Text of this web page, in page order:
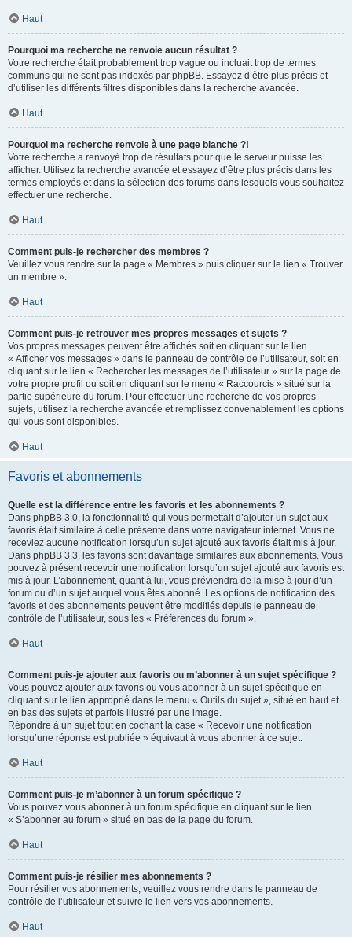
Haut
Pourquoi ma recherche ne renvoie aucun résultat ?
Votre recherche était probablement trop vague ou incluait trop de termes
communs qui ne sont pas indexés par phpBB. Essayez d’être plus précis et
d’utiliser les différents filtres disponibles dans la recherche avancée.
Haut
Pourquoi ma recherche renvoie à une page blanche ?!
Votre recherche a renvoyé trop de résultats pour que le serveur puisse les
afficher. Utilisez la recherche avancée et essayez d’être plus précis dans les
termes employés et dans la sélection des forums dans lesquels vous souhaitez
effectuer une recherche.
Haut
Comment puis-je rechercher des membres ?
Veuillez vous rendre sur la page « Membres » puis cliquer sur le lien « Trouver
un membre ».
Haut
Comment puis-je retrouver mes propres messages et sujets ?
Vos propres messages peuvent être affichés soit en cliquant sur le lien
« Afficher vos messages » dans le panneau de contrôle de l’utilisateur, soit en
cliquant sur le lien « Rechercher les messages de l’utilisateur » sur la page de
votre propre profil ou soit en cliquant sur le menu « Raccourcis » situé sur la
partie supérieure du forum. Pour effectuer une recherche de vos propres
sujets, utilisez la recherche avancée et remplissez convenablement les options
qui vous sont disponibles.
Haut
Favoris et abonnements
Quelle est la différence entre les favoris et les abonnements ?
Dans phpBB 3.0, la fonctionnalité qui vous permettait d’ajouter un sujet aux
favoris était similaire à celle présente dans votre navigateur internet. Vous ne
receviez aucune notification lorsqu’un sujet ajouté aux favoris était mis à jour.
Dans phpBB 3.3, les favoris sont davantage similaires aux abonnements. Vous
pouvez à présent recevoir une notification lorsqu’un sujet ajouté aux favoris est
mis à jour. L’abonnement, quant à lui, vous préviendra de la mise à jour d’un
forum ou d’un sujet auquel vous êtes abonné. Les options de notification des
favoris et des abonnements peuvent être modifiés depuis le panneau de
contrôle de l’utilisateur, sous les « Préférences du forum ».
Haut
Comment puis-je ajouter aux favoris ou m’abonner à un sujet spécifique ?
Vous pouvez ajouter aux favoris ou vous abonner à un sujet spécifique en
cliquant sur le lien approprié dans le menu « Outils du sujet », situé en haut et
en bas des sujets et parfois illustré par une image.
Répondre à un sujet tout en cochant la case « Recevoir une notification
lorsqu’une réponse est publiée » équivaut à vous abonner à ce sujet.
Haut
Comment puis-je m’abonner à un forum spécifique ?
Vous pouvez vous abonner à un forum spécifique en cliquant sur le lien
« S’abonner au forum » situé en bas de la page du forum.
Haut
Comment puis-je résilier mes abonnements ?
Pour résilier vos abonnements, veuillez vous rendre dans le panneau de
contrôle de l’utilisateur et suivre le lien vers vos abonnements.
Haut